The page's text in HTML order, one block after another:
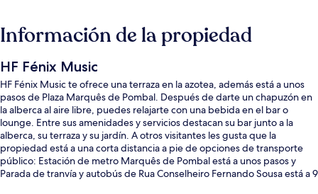
Información de la propiedad
HF Fénix Music
HF Fénix Music te ofrece una terraza en la azotea, además está a unos
pasos de Plaza Marquês de Pombal. Después de darte un chapuzón en
la alberca al aire libre, puedes relajarte con una bebida en el bar o
lounge. Entre sus amenidades y servicios destacan su bar junto a la
alberca, su terraza y su jardín. A otros visitantes les gusta que la
propiedad está a una corta distancia a pie de opciones de transporte
público: Estación de metro Marquês de Pombal está a unos pasos y
Parada de tranvía y autobús de Rua Conselheiro Fernando Sousa está a 9